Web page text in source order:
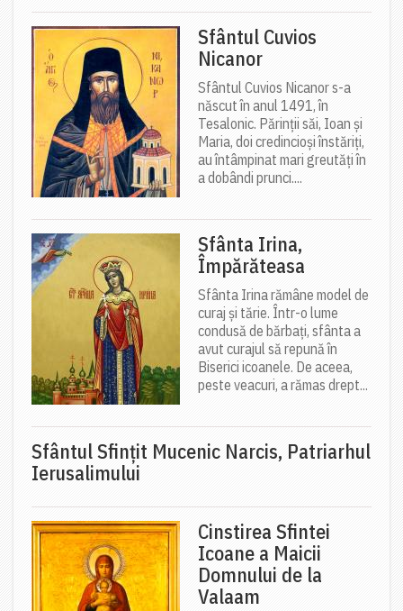
Sfântul Cuvios
Nicanor
Sfântul Cuvios Nicanor s-a
născut în anul 1491, în
Tesalonic. Părinții săi, Ioan și
Maria, doi credincioși înstăriți,
au întâmpinat mari greutăți în
a dobândi prunci....
Sfânta Irina,
Împărăteasa
Sfânta Irina rămâne model de
curaj și tărie. Într-o lume
condusă de bărbați, sfânta a
avut curajul să repună în
Biserici icoanele. De aceea,
peste veacuri, a rămas drept...
Sfântul Sfinţit Mucenic Narcis, Patriarhul
Ierusalimului
Cinstirea Sfintei
Icoane a Maicii
Domnului de la
Valaam